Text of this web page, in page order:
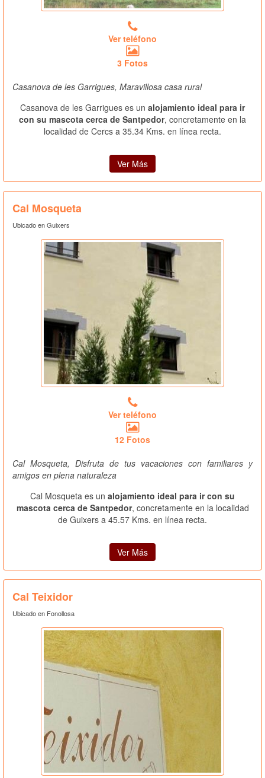
Ver teléfono
3 Fotos
Casanova de les Garrigues, Maravillosa casa rural
Casanova de les Garrigues es un alojamiento ideal para ir
con su mascota cerca de Santpedor, concretamente en la
localidad de Cercs a 35.34 Kms. en línea recta.
Ver Más
Cal Mosqueta
Ubicado en Guixers
Ver teléfono
12 Fotos
Cal Mosqueta, Disfruta de tus vacaciones con familiares y
amigos en plena naturaleza
Cal Mosqueta es un alojamiento ideal para ir con su
mascota cerca de Santpedor, concretamente en la localidad
de Guixers a 45.57 Kms. en línea recta.
Ver Más
Cal Teixidor
Ubicado en Fonollosa